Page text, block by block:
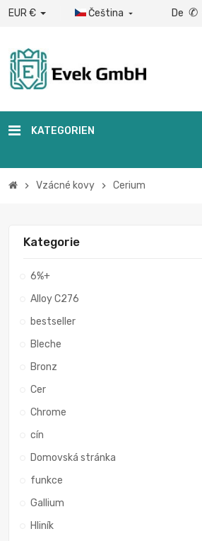
EUR € Čeština  De ✆
KATEGORIEN
chevron_right Vzácné kovy chevron_right Cerium
Kategorie
6%+
Alloy C276
bestseller
Bleche
Bronz
Cer
Chrome
cín
Domovská stránka
funkce
Gallium
Hliník